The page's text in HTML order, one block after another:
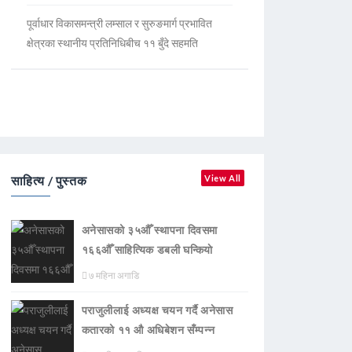
पूर्वाधार विकासमन्त्री लम्साल र सुरुङमार्ग प्रभावित
क्षेत्रका स्थानीय प्रतिनिधिबीच ११ बुँदे सहमति
साहित्य / पुस्तक View All
अनेसासको ३५औँ स्थापना दिवसमा
१६६औँ साहित्यिक डबली घन्कियाे
७ महिना अगाडि
पराजुलीलाई अध्यक्ष चयन गर्दै अनेसास
कतारको ११ औ अधिबेशन सँम्पन्न